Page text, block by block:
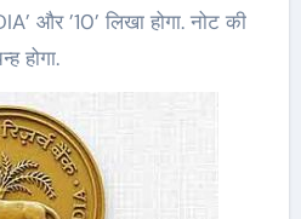
और ’10’ लि‍खा होगा. नोट की
होगा.